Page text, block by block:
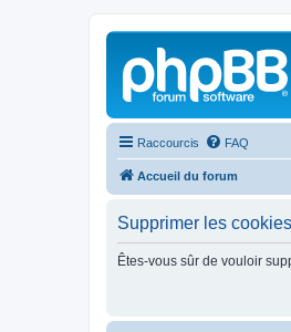
Raccourcis FAQ
Accueil du forum
Supprimer les cookies
Êtes-vous sûr de vouloir